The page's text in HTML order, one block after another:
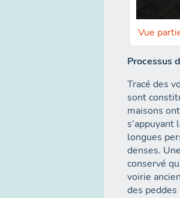
Vue
Processus
Tracé des
sont
maisons
s’appuyant
longues
denses.
conservé
voirie
des peddes